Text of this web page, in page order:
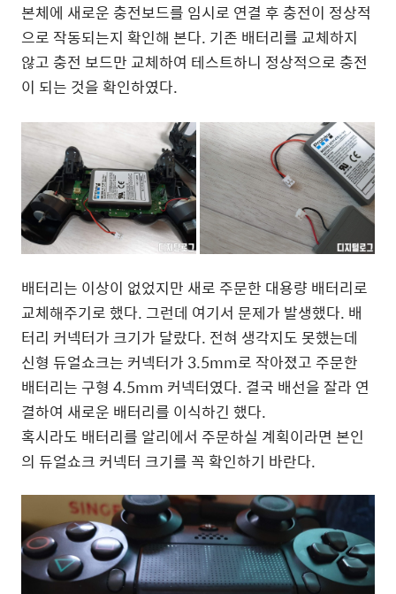
본체에 새로운 충전보드를 임시로 연결 후 충전이 정상적
으로 작동되는지 확인해 본다. 기존 배터리를 교체하지
않고 충전 보드만 교체하여 테스트하니 정상적으로 충전
이 되는 것을 확인하였다.
배터리는 이상이 없었지만 새로 주문한 대용량 배터리로
교체해주기로 했다. 그런데 여기서 문제가 발생했다. 배
터리 커넥터가 크기가 달랐다. 전혀 생각지도 못했는데
신형 듀얼쇼크는 커넥터가 3.5mm로 작아졌고 주문한
배터리는 구형 4.5mm 커넥터였다. 결국 배선을 잘라 연
결하여 새로운 배터리를 이식하긴 했다.
혹시라도 배터리를 알리에서 주문하실 계획이라면 본인
의 듀얼쇼크 커넥터 크기를 꼭 확인하기 바란다.